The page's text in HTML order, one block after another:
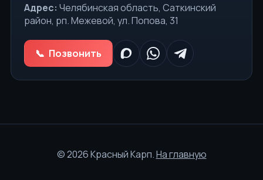
Адрес: Челябинская область, Саткинский
район, рп. Межевой, ул. Попова, 31
Позвонить
©2026Красный Карп.На главную